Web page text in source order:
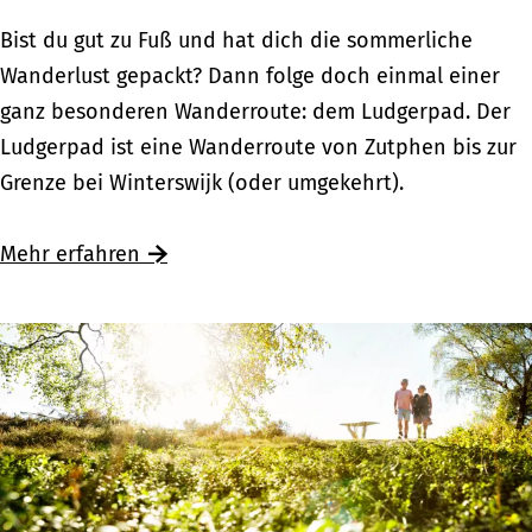
w
e
g
s
z
d
n
h
i
s
t
o
e
g
:
U
n
e
w
e
g
s
z
u
W
a
n
d
e
n
u
f
d
e
m
L
Bist du gut zu Fuß und hat dich die sommerliche
Wanderlust gepackt? Dann folge doch einmal einer
ganz besonderen Wanderroute: dem Ludgerpad. Der
Ludgerpad ist eine Wanderroute von Zutphen bis zur
Grenze bei Winterswijk (oder umgekehrt).
Mehr erfahren